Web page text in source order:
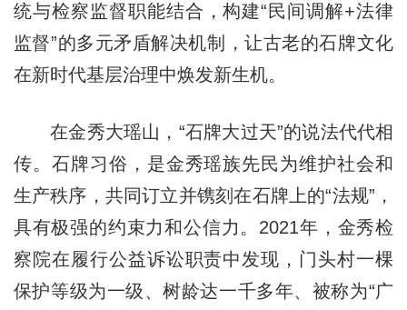
统与检察监督职能结合，构建“民间调解+法律
监督”的多元矛盾解决机制，让古老的石牌文化
在新时代基层治理中焕发新生机。
在金秀大瑶山，“石牌大过天”的说法代代相
传。石牌习俗，是金秀瑶族先民为维护社会和
生产秩序，共同订立并镌刻在石牌上的“法规”，
具有极强的约束力和公信力。2021年，金秀检
察院在履行公益诉讼职责中发现，门头村一棵
保护等级为一级、树龄达一千多年、被称为“广